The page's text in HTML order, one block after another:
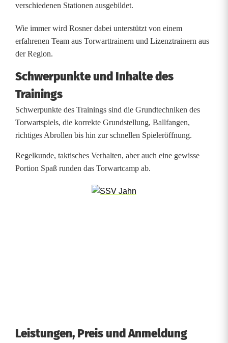
s
d
o
f
ü
N
t
verschiedenen Stationen ausgebildet.
Wie immer wird Rosner dabei unterstützt von einem
erfahrenen Team aus Torwarttrainern und Lizenztrainern aus
der Region.
Schwerpunkte und Inhalte des
Trainings
Schwerpunkte des Trainings sind die Grundtechniken des
Torwartspiels, die korrekte Grundstellung, Ballfangen,
richtiges Abrollen bis hin zur schnellen Spieleröffnung.
Regelkunde, taktisches Verhalten, aber auch eine gewisse
Portion Spaß runden das Torwartcamp ab.
Leistungen, Preis und Anmeldung